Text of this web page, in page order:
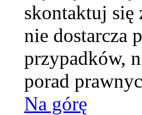
skontaktuj
nie dostarcza
przypadków,
porad
Na górę